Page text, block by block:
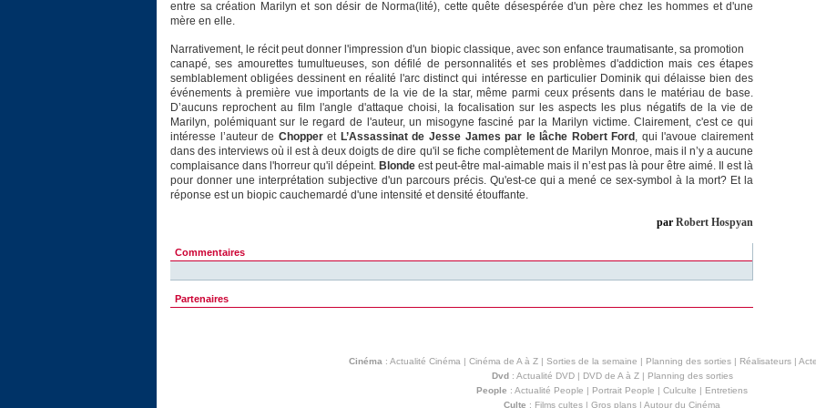
entre sa création Marilyn et son désir de Norma(lité), cette quête désespérée d'un père chez les hommes et d'une
mère en elle.
Narrativement, le récit peut donner l'impression d'un biopic classique, avec son enfance traumatisante, sa promotion
canapé, ses amourettes tumultueuses, son défilé de personnalités et ses problèmes d'addiction mais ces étapes
semblablement obligées dessinent en réalité l'arc distinct qui intéresse en particulier Dominik qui délaisse bien des
événements à première vue importants de la vie de la star, même parmi ceux présents dans le matériau de base.
D’aucuns reprochent au film l'angle d'attaque choisi, la focalisation sur les aspects les plus négatifs de la vie de
Marilyn, polémiquant sur le regard de l'auteur, un misogyne fasciné par la Marilyn victime. Clairement, c'est ce qui
intéresse l’auteur de Chopperet L’Assassinat de Jesse James par le lâche Robert Ford , qui l'avoue clairement
dans des interviews où il est à deux doigts de dire qu'il se fiche complètement de Marilyn Monroe, mais il n’y a aucune
complaisance dans l'horreur qu'il dépeint. Blonde est peut-être mal-aimable mais il n’est pas là pour être aimé. Il est là
pour donner une interprétation subjective d'un parcours précis. Qu'est-ce qui a mené ce sex-symbol à la mort? Et la
réponse est un biopic cauchemardé d'une intensité et densité étouffante.
par Robert Hospyan
Commentaires
Partenaires
Cinéma : Actualité Cinéma | Cinéma de A à Z| Sorties de la semaine | Planning des sorties| Réalisateurs|
Dvd: Actualité DVD| DVD de A à Z| Planning des sorties
People : Actualité People | Portrait People | Culculte | Entretiens
Culte : Films cultes | Gros plans | Autour du Cinéma